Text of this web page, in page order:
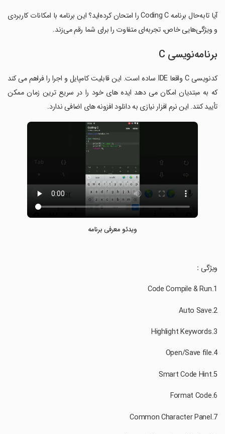
آیا تابه‌حال برنامه Coding C را امتحان کرده‌اید؟ این برنامه با امکانات کاربردی
و ویژگی‌هایی خاص، تجربه‌ای متفاوت را برای شما رقم می‌زند.
برنامه‌نویسی C
کدنویسی C واقعا IDE ساده است. این قابلیت کامپایل و اجرا را فراهم می کند
که به مبتدیان امکان می دهد ایده های خود را در سریع ترین زمان ممکن
تأیید کنند. این نرم افزار نیازی به دانلود افزونه های اضافی ندارد.
ویدئو معرفی برنامه
‏ویژگی：